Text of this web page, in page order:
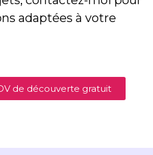
adaptées à votre
de découverte gratuit